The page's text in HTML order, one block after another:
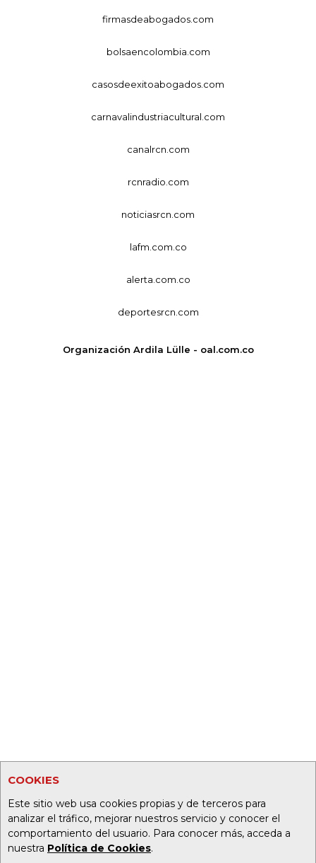
COOKIES
Este sitio web usa cookies propias y de terceros para
analizar el tráfico, mejorar nuestros servicio y conocer el
comportamiento del usuario. Para conocer más, acceda a
nuestra Política de Cookies.
firmasdeabogados.com
bolsaencolombia.com
casosdeexitoabogados.com
carnavalindustriacultural.com
canalrcn.com
rcnradio.com
noticiasrcn.com
lafm.com.co
alerta.com.co
deportesrcn.com
Organización Ardila Lülle - oal.com.co